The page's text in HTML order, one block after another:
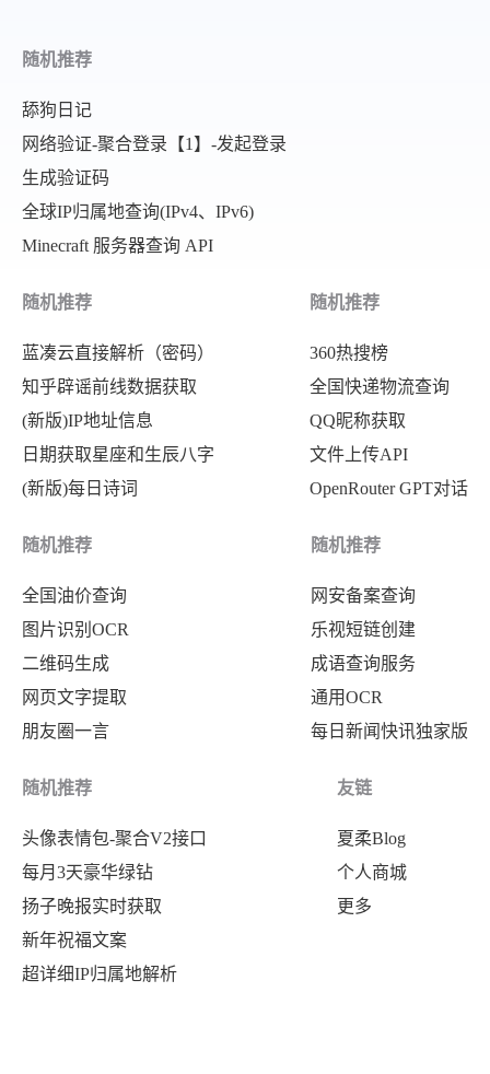
随机推荐
舔狗日记
网络验证-聚合登录【1】-发起登录
生成验证码
全球IP归属地查询(IPv4、IPv6)
Minecraft 服务器查询 API
随机推荐
蓝凑云直接解析（密码）
知乎辟谣前线数据获取
(新版)IP地址信息
日期获取星座和生辰八字
(新版)每日诗词
随机推荐
360热搜榜
全国快递物流查询
QQ昵称获取
文件上传API
OpenRouter GPT对话
随机推荐
全国油价查询
图片识别OCR
二维码生成
网页文字提取
朋友圈一言
随机推荐
网安备案查询
乐视短链创建
成语查询服务
通用OCR
每日新闻快讯独家版
随机推荐
头像表情包-聚合V2接口
每月3天豪华绿钻
扬子晚报实时获取
新年祝福文案
超详细IP归属地解析
友链
夏柔Blog
个人商城
更多